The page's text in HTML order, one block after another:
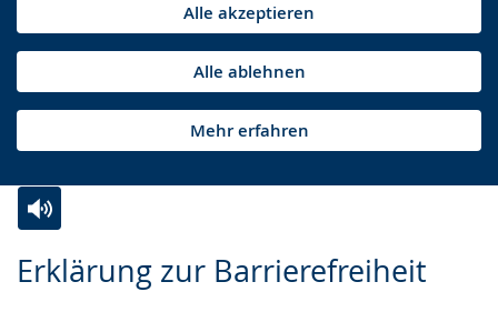
Alle akzeptieren
Alle ablehnen
Mehr erfahren
Erklärung zur Barrierefreiheit
Leichten
Audio-
Video